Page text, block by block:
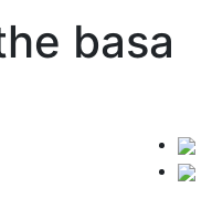
basa